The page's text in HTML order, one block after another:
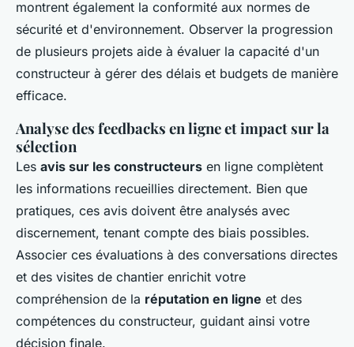
montrent également la conformité aux normes de
sécurité et d'environnement. Observer la progression
de plusieurs projets aide à évaluer la capacité d'un
constructeur à gérer des délais et budgets de manière
efficace.
Analyse des feedbacks en ligne et impact sur la
sélection
Les avis sur les constructeurs en ligne complètent
les informations recueillies directement. Bien que
pratiques, ces avis doivent être analysés avec
discernement, tenant compte des biais possibles.
Associer ces évaluations à des conversations directes
et des visites de chantier enrichit votre
compréhension de la réputation en ligne et des
compétences du constructeur, guidant ainsi votre
décision finale.